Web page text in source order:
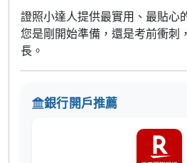
證照小達人提供最實用、最貼心
您是剛開始準備，還是考前衝刺
長。
銀行開戶推薦